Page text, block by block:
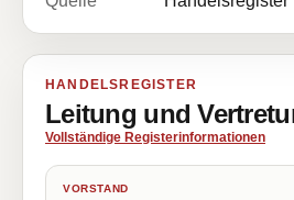
HANDELSREGISTER
Leitung und
Vollständige Registerinformationen
VORSTAND